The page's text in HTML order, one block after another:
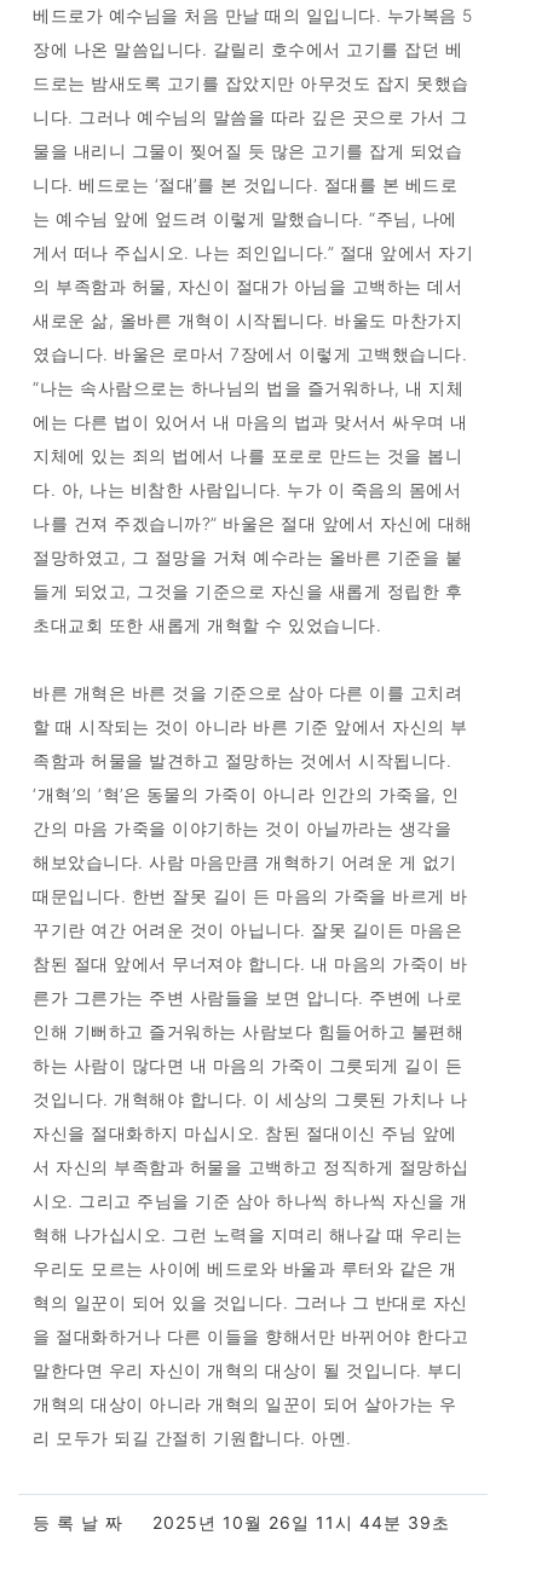
베드로가 예수님을 처음 만날 때의 일입니다. 누가복음 5
장에 나온 말씀입니다. 갈릴리 호수에서 고기를 잡던 베
드로는 밤새도록 고기를 잡았지만 아무것도 잡지 못했습
니다. 그러나 예수님의 말씀을 따라 깊은 곳으로 가서 그
물을 내리니 그물이 찢어질 듯 많은 고기를 잡게 되었습
니다. 베드로는 ‘절대’를 본 것입니다. 절대를 본 베드로
는 예수님 앞에 엎드려 이렇게 말했습니다. “주님, 나에
게서 떠나 주십시오. 나는 죄인입니다.” 절대 앞에서 자기
의 부족함과 허물, 자신이 절대가 아님을 고백하는 데서
새로운 삶, 올바른 개혁이 시작됩니다. 바울도 마찬가지
였습니다. 바울은 로마서 7장에서 이렇게 고백했습니다.
“나는 속사람으로는 하나님의 법을 즐거워하나, 내 지체
에는 다른 법이 있어서 내 마음의 법과 맞서서 싸우며 내
지체에 있는 죄의 법에서 나를 포로로 만드는 것을 봅니
다. 아, 나는 비참한 사람입니다. 누가 이 죽음의 몸에서
나를 건져 주겠습니까?” 바울은 절대 앞에서 자신에 대해
절망하였고, 그 절망을 거쳐 예수라는 올바른 기준을 붙
들게 되었고, 그것을 기준으로 자신을 새롭게 정립한 후
초대교회 또한 새롭게 개혁할 수 있었습니다.
바른 개혁은 바른 것을 기준으로 삼아 다른 이를 고치려
할 때 시작되는 것이 아니라 바른 기준 앞에서 자신의 부
족함과 허물을 발견하고 절망하는 것에서 시작됩니다.
‘개혁’의 ‘혁’은 동물의 가죽이 아니라 인간의 가죽을, 인
간의 마음 가죽을 이야기하는 것이 아닐까라는 생각을
해보았습니다. 사람 마음만큼 개혁하기 어려운 게 없기
때문입니다. 한번 잘못 길이 든 마음의 가죽을 바르게 바
꾸기란 여간 어려운 것이 아닙니다. 잘못 길이든 마음은
참된 절대 앞에서 무너져야 합니다. 내 마음의 가죽이 바
른가 그른가는 주변 사람들을 보면 압니다. 주변에 나로
인해 기뻐하고 즐거워하는 사람보다 힘들어하고 불편해
하는 사람이 많다면 내 마음의 가죽이 그릇되게 길이 든
것입니다. 개혁해야 합니다. 이 세상의 그릇된 가치나 나
자신을 절대화하지 마십시오. 참된 절대이신 주님 앞에
서 자신의 부족함과 허물을 고백하고 정직하게 절망하십
시오. 그리고 주님을 기준 삼아 하나씩 하나씩 자신을 개
혁해 나가십시오. 그런 노력을 지며리 해나갈 때 우리는
우리도 모르는 사이에 베드로와 바울과 루터와 같은 개
혁의 일꾼이 되어 있을 것입니다. 그러나 그 반대로 자신
을 절대화하거나 다른 이들을 향해서만 바뀌어야 한다고
말한다면 우리 자신이 개혁의 대상이 될 것입니다. 부디
개혁의 대상이 아니라 개혁의 일꾼이 되어 살아가는 우
리 모두가 되길 간절히 기원합니다. 아멘.
등 록 날 짜 2025년 10월 26일 11시 44분 39초